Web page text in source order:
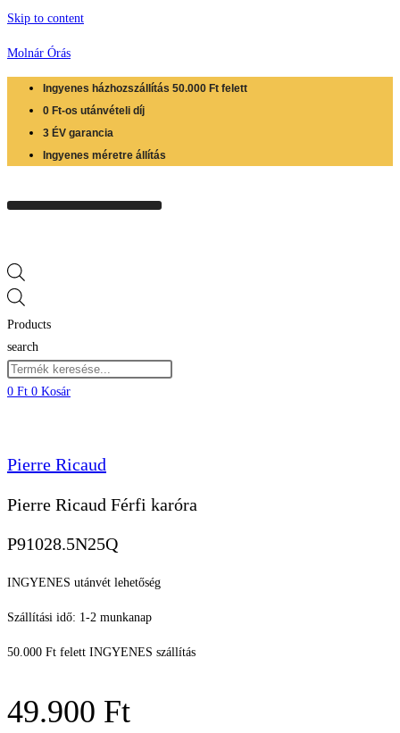
Skip to content
Molnár Órás
Ingyenes házhozszállítás 50.000 Ft felett
0 Ft-os utánvételi díj
3 ÉV garancia
Ingyenes méretre állítás
Products
search
0 Ft 0 Kosár
Pierre Ricaud
Pierre Ricaud Férfi karóra
P91028.5N25Q
INGYENES utánvét lehetőség
Szállítási idő: 1-2 munkanap
50.000 Ft felett INGYENES szállítás
49.900 Ft